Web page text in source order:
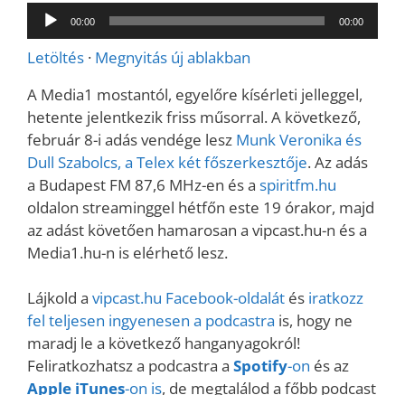
Audió
lejátszó
00:00 00:00
Letöltés · Megnyitás új ablakban
A Media1 mostantól, egyelőre kísérleti jelleggel,
hetente jelentkezik friss műsorral. A következő,
február 8-i adás vendége lesz Munk Veronika és
Dull Szabolcs, a Telex két főszerkesztője. Az adás
a Budapest FM 87,6 MHz-en és a spiritfm.hu
oldalon streaminggel hétfőn este 19 órakor, majd
az adást követően hamarosan a vipcast.hu-n és a
Media1.hu-n is elérhető lesz.
Lájkold a vipcast.hu Facebook-oldalát és iratkozz
fel teljesen ingyenesen a podcastra is, hogy ne
maradj le a következő hanganyagokról!
Feliratkozhatsz a podcastra a Spotify-on és az
Apple iTunes-on is, de megtalálod a főbb podcast